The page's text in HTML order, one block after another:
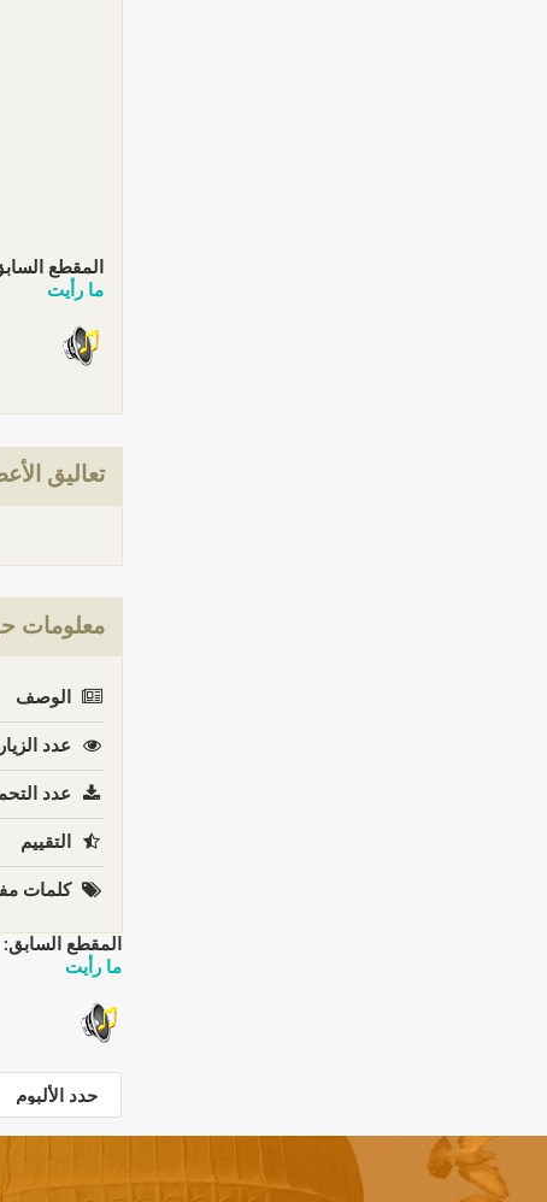
المقطع
ما رأيت
تعاليق
معلومات
الوصف
عدد
عدد
التقييم
كلمات
المقطع السابق:
ما رأيت